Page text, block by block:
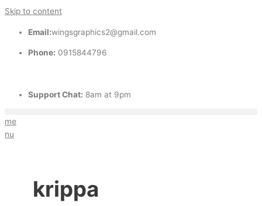
Skip to content
Email:wingsgraphics2@gmail.com
Phone: 0915844796
Support Chat: 8am at 9pm
me
nu
krippa